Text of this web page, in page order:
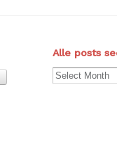
Alle posts